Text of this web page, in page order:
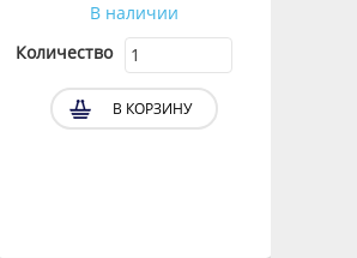
В наличии
Количество
В КОРЗИНУ